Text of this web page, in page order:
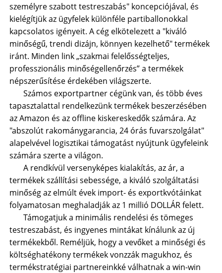
személyre szabott testreszabás" koncepciójával, és
kielégítjük az ügyfelek különféle partiballonokkal
kapcsolatos igényeit. A cég elkötelezett a "kiváló
minőségű, trendi dizájn, könnyen kezelhető" termékek
iránt. Minden link „szakmai felelősségteljes,
professzionális minőségellenőrzés” a termékek
népszerűsítése érdekében világszerte.
Számos exportpartner cégünk van, és több éves
tapasztalattal rendelkezünk termékek beszerzésében
az Amazon és az offline kiskereskedők számára. Az
"abszolút rakománygarancia, 24 órás fuvarszolgálat"
alapelvével logisztikai támogatást nyújtunk ügyfeleink
számára szerte a világon.
A rendkívül versenyképes kialakítás, az ár, a
termékek szállítási sebessége, a kiváló szolgáltatási
minőség az elmúlt évek import- és exportkvótáinkat
folyamatosan meghaladják az 1 millió DOLLÁR felett.
Támogatjuk a minimális rendelési és tömeges
testreszabást, és ingyenes mintákat kínálunk az új
termékekből. Reméljük, hogy a vevőket a minőségi és
költséghatékony termékek vonzzák magukhoz, és
termékstratégiai partnereinkké válhatnak a win-win